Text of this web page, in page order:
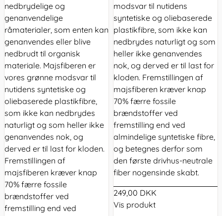
nedbrydelige og
genanvendelige
råmaterialer, som enten kan
genanvendes eller blive
nedbrudt til organisk
materiale. Majsfiberen er
vores grønne modsvar til
nutidens syntetiske og
oliebaserede plastikfibre,
som ikke kan nedbrydes
naturligt og som heller ikke
genanvendes nok, og
derved er til last for kloden.
Fremstillingen af
majsfiberen kræver knap
70% færre fossile
brændstoffer ved
fremstilling end ved
modsvar til nutidens
syntetiske og oliebaserede
plastikfibre, som ikke kan
nedbrydes naturligt og som
heller ikke genanvendes
nok, og derved er til last for
kloden. Fremstillingen af
majsfiberen kræver knap
70% færre fossile
brændstoffer ved
fremstilling end ved
almindelige syntetiske fibre,
og betegnes derfor som
den første drivhus-neutrale
fiber nogensinde skabt.
249,00 DKK
Vis produkt